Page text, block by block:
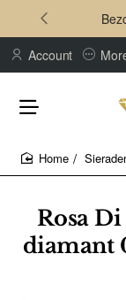
Account
Rosa
diamant